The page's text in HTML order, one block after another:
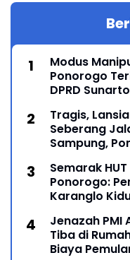
Modus
Ponorogo
DPRD
Tragis,
Seberang
Sampung,
Semarak
Ponorogo:
Karanglo
Jenazah PMI
Tiba di
Biaya